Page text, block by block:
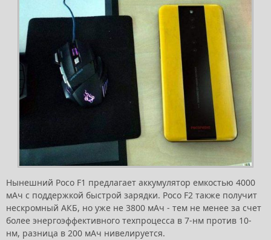
Нынешний Poco F1 предлагает аккумулятор емкостью 4000
мАч с поддержкой быстрой зарядки. Poco F2 также получит
нескромный АКБ, но уже не 3800 мАч - тем не менее за счет
более энергоэффективного техпроцесса в 7-нм против 10-
нм, разница в 200 мАч нивелируется.